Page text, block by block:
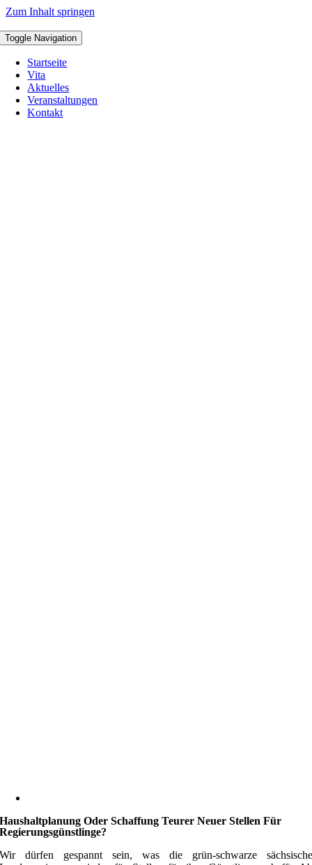
Zum Inhalt springen
Toggle Navigation
Startseite
Vita
Aktuelles
Veranstaltungen
Kontakt
Haushaltplanung Oder Schaffung Teurer Neuer Stellen Für
Regierungsgünstlinge?
Wir dürfen gespannt sein, was die grün-schwarze sächsische